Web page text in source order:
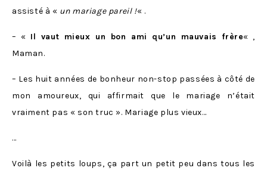
assisté à « un mariage pareil !« .
– « Il vaut mieux un bon ami qu’un mauvais frère« ,
Maman.
– Les huit années de bonheur non-stop passées à côté de
mon amoureux, qui affirmait que le mariage n’était
vraiment pas « son truc ». Mariage plus vieux…
…
Voilà les petits loups, ça part un petit peu dans tous les